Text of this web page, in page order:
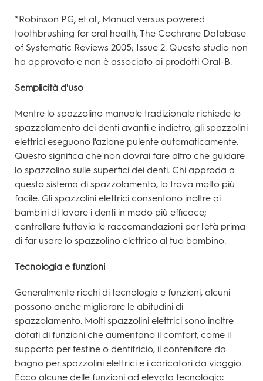
*Robinson PG, et al., Manual versus powered
toothbrushing for oral health, The Cochrane Database
of Systematic Reviews 2005; Issue 2. Questo studio non
ha approvato e non è associato ai prodotti Oral-B.
Semplicità d'uso
Mentre lo spazzolino manuale tradizionale richiede lo
spazzolamento dei denti avanti e indietro, gli spazzolini
elettrici eseguono l'azione pulente automaticamente.
Questo significa che non dovrai fare altro che guidare
lo spazzolino sulle superfici dei denti. Chi approda a
questo sistema di spazzolamento, lo trova molto più
facile. Gli spazzolini elettrici consentono inoltre ai
bambini di lavare i denti in modo più efficace;
controllare tuttavia le raccomandazioni per l'età prima
di far usare lo spazzolino elettrico al tuo bambino.
Tecnologia e funzioni
Generalmente ricchi di tecnologia e funzioni, alcuni
possono anche migliorare le abitudini di
spazzolamento. Molti spazzolini elettrici sono inoltre
dotati di funzioni che aumentano il comfort, come il
supporto per testine o dentifricio, il contenitore da
bagno per spazzolini elettrici e i caricatori da viaggio.
Ecco alcune delle funzioni ad elevata tecnologia: